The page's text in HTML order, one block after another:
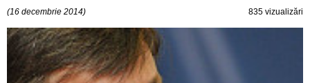
(16 decembrie 2014) 835 vizualizări